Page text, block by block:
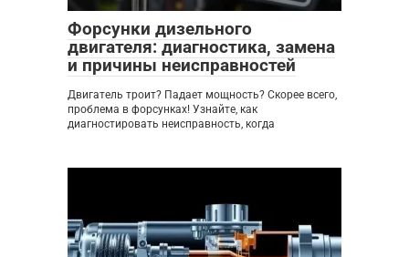
Форсунки дизельного
двигателя: диагностика, замена
и причины неисправностей
Двигатель троит? Падает мощность? Скорее всего,
проблема в форсунках! Узнайте, как
диагностировать неисправность, когда